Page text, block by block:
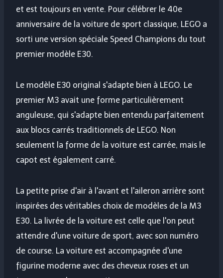
et est toujours en vente. Pour célébrer le 40e
anniversaire de la voiture de sport classique, LEGO a
sorti une version spéciale Speed ​​​​Champions du tout
premier modèle E30.
Le modèle E30 original s'adapte bien à LEGO. Le
premier M3 avait une forme particulièrement
anguleuse, qui s'adapte bien entendu parfaitement
aux blocs carrés traditionnels de LEGO. Non
seulement la forme de la voiture est carrée, mais le
capot est également carré.
La petite prise d'air à l'avant et l'aileron arrière sont
inspirées des véritables choix de modèles de la M3
E30. La livrée de la voiture est celle que l'on peut
attendre d'une voiture de sport, avec son numéro
de course. La voiture est accompagnée d'une
figurine moderne avec des cheveux roses et un